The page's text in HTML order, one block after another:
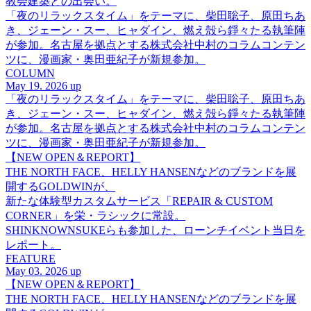
「夜のリラックスタイム」をテーマに、柴田聡子、原田ちあ
き、ジェーン・スー、ヒャダイン、燃え殻ら錚々たる執筆陣
が参加。名古屋を拠点とする株式会社中村のコラムコンテン
ツに、漫画家・奥田亜紀子が新規参加。
COLUMN
May 19. 2026 up
「夜のリラックスタイム」をテーマに、柴田聡子、原田ちあ
き、ジェーン・スー、ヒャダイン、燃え殻ら錚々たる執筆陣
が参加。名古屋を拠点とする株式会社中村のコラムコンテン
ツに、漫画家・奥田亜紀子が新規参加。
【NEW OPEN＆REPORT】
THE NORTH FACE、HELLY HANSENなどのブランドを展
開するGOLDWINが、
新たな体験型カスタムサービス「REPAIR & CUSTOM
CORNER」を栄・ラシックに常設。
SHINKNOWNSUKEらも参加した、ローンチイベント当日を
レポート。
FEATURE
May 03. 2026 up
【NEW OPEN＆REPORT】
THE NORTH FACE、HELLY HANSENなどのブランドを展